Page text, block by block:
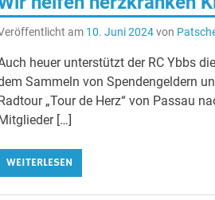
am 10. Juni 2024von
heuer unterstützt der RC Ybbs
Sammeln von Spendengeldern
„Tour de Herz“ von Passau
[…]
WEITERLESEN